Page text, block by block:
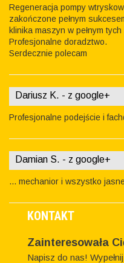
Regeneracja pompy
zakończone pełnym
klinika maszyn w pełnym
Profesjonalne doradztwo.
Serdecznie polecam
Dariusz K. - z google+
Profesjonalne podejście i
Damian S. - z google+
... mechanior i wszystko
KONTAKT
Zainteresowała
Napisz do nas!